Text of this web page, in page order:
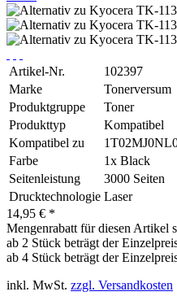
Artikel-Nr.
102397
Marke
Tonerversum
Produktgruppe
Toner
Produkttyp
Kompatibel
Kompatibel zu
Farbe
1x Black
Seitenleistung
3000 Seiten
Drucktechnologie Laser
14,95 € *
Mengenrabatt für diesen Artikel
ab 2 Stück beträgt der
ab 4 Stück beträgt der
inkl. MwSt. zzgl. Versandkosten